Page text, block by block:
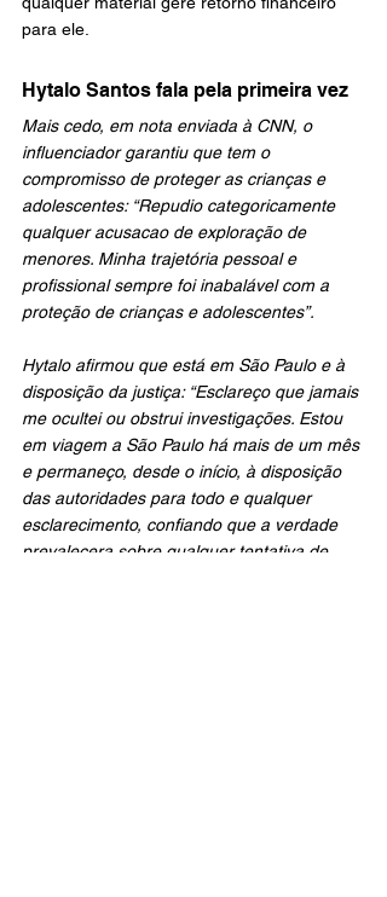
para ele.
Hytalo Santos fala pela primeira vez
Mais cedo, em nota enviada à CNN, o
influenciador garantiu que tem o
compromisso de proteger as crianças e
adolescentes: “Repudio categoricamente
qualquer acusacao de exploração de
menores. Minha trajetória pessoal e
profissional sempre foi inabalável com a
proteção de crianças e adolescentes”.
Hytalo afirmou que está em São Paulo e à
disposição da justiça: “Esclareço que jamais
me ocultei ou obstrui investigações. Estou
em viagem a São Paulo há mais de um mês
e permaneço, desde o início, à disposição
das autoridades para todo e qualquer
esclarecimento, confiando que a verdade
prevalecera sobre qualquer tentativa de